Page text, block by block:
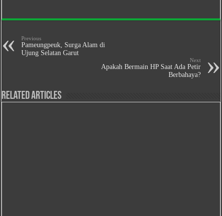
Previous
Pameungpeuk, Surga Alam di
Ujung Selatan Garut
Next
Apakah Bermain HP Saat Ada Petir
Berbahaya?
Related Articles